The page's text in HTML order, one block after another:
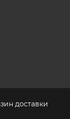
доставки